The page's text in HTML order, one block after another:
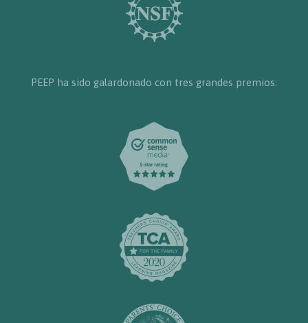
PEEP ha sido galardonado con tres grandes premios: